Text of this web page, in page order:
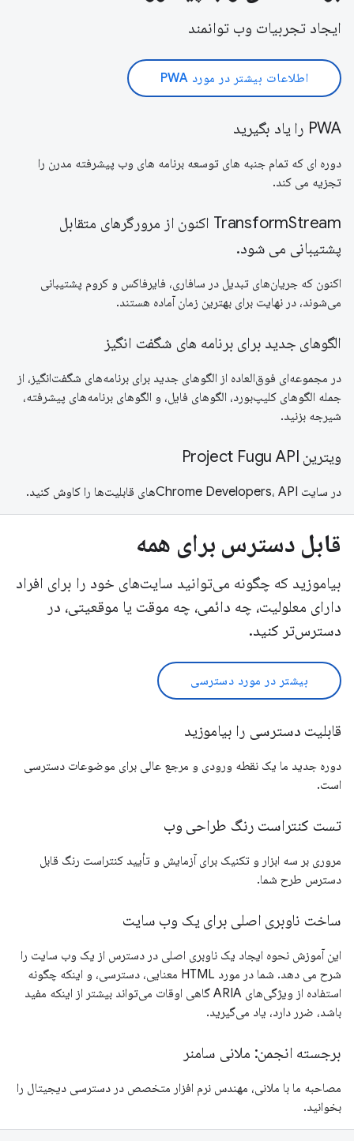
ایجاد تجربیات وب توانمند
اطلاعات بیشتر در مورد PWA
PWA را یاد بگیرید
دوره ای که تمام جنبه های توسعه برنامه های وب پیشرفته مدرن را
تجزیه می کند.
TransformStream اکنون از مرورگرهای متقابل
پشتیبانی می شود.
اکنون که جریان‌های تبدیل در سافاری، فایرفاکس و کروم پشتیبانی
می‌شوند، در نهایت برای بهترین زمان آماده هستند.
الگوهای جدید برای برنامه های شگفت انگیز
در مجموعه‌ای فوق‌العاده از الگوهای جدید برای برنامه‌های شگفت‌انگیز، از
جمله الگوهای کلیپ‌بورد، الگوهای فایل، و الگوهای برنامه‌های پیشرفته،
شیرجه بزنید.
ویترین Project Fugu API
در سایت Chrome Developers، APIهای قابلیت‌ها را کاوش کنید.
قابل دسترس برای همه
بیاموزید که چگونه می‌توانید سایت‌های خود را برای افراد
دارای معلولیت، چه دائمی، چه موقت یا موقعیتی، در
دسترس‌تر کنید.
بیشتر در مورد دسترسی
قابلیت دسترسی را بیاموزید
دوره جدید ما یک نقطه ورودی و مرجع عالی برای موضوعات دسترسی
است.
تست کنتراست رنگ طراحی وب
مروری بر سه ابزار و تکنیک برای آزمایش و تأیید کنتراست رنگ قابل
دسترس طرح شما.
ساخت ناوبری اصلی برای یک وب سایت
این آموزش نحوه ایجاد یک ناوبری اصلی در دسترس از یک وب سایت را
شرح می دهد. شما در مورد HTML معنایی، دسترسی، و اینکه چگونه
استفاده از ویژگی‌های ARIA گاهی اوقات می‌تواند بیشتر از اینکه مفید
باشد، ضرر دارد، یاد می‌گیرید.
برجسته انجمن: ملانی سامنر
مصاحبه ما با ملانی، مهندس نرم افزار متخصص در دسترسی دیجیتال را
بخوانید.